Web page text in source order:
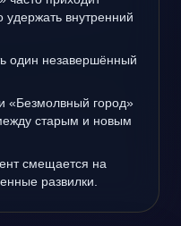
внутренний
один незавершённый
«Безмолвный город»
старым и новым
смещается на
развилки.